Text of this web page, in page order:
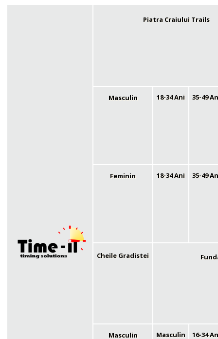
Piatra Craiului Trails
Masculin 18-34 Ani 35-49
Feminin 18-34 Ani 35-49
Cheile Gradistei
Masculin Masculin 16-34